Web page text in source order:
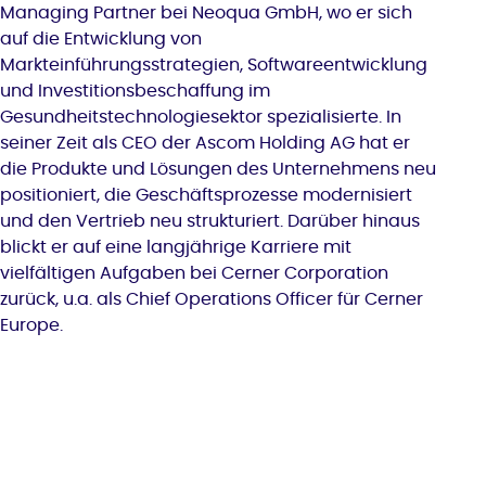
Managing Partner bei Neoqua GmbH, wo er sich
auf die Entwicklung von
Markteinführungsstrategien, Softwareentwicklung
und Investitionsbeschaffung im
Gesundheitstechnologiesektor spezialisierte. In
seiner Zeit als CEO der Ascom Holding AG hat er
die Produkte und Lösungen des Unternehmens neu
positioniert, die Geschäftsprozesse modernisiert
und den Vertrieb neu strukturiert. Darüber hinaus
blickt er auf eine langjährige Karriere mit
vielfältigen Aufgaben bei Cerner Corporation
zurück, u.a. als Chief Operations Officer für Cerner
Europe.